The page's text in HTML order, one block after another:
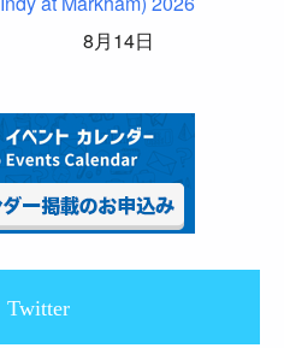
8月14日
Twitter